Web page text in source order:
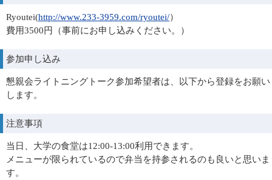
Ryoutei(http://www.233-3959.com/ryoutei/）
費用3500円（事前にお申し込みください。）
参加申し込み
懇親会ライトニングトーク参加希望者は、以下から登録をお願い
します。
注意事項
当日、大学の食堂は12:00-13:00利用できます。
メニューが限られているので弁当を持参されるのも良いと思いま
す。